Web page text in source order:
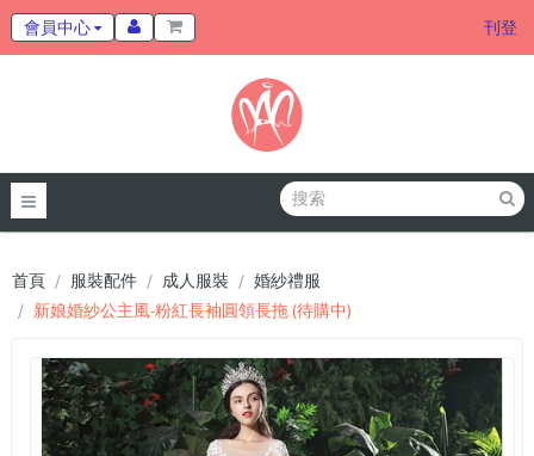
會員中心 刊登
首頁 服裝配件 成人服裝
婚紗禮服
新娘婚紗公主風-粉紅長袖圓領長拖 (待購中)